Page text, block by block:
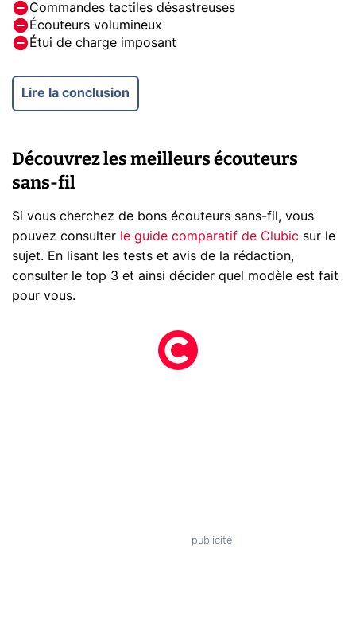
Commandes tactiles désastreuses
Écouteurs volumineux
Étui de charge imposant
Lire la conclusion
Découvrez les meilleurs écouteurs
sans-fil
Si vous cherchez de bons écouteurs sans-fil, vous
pouvez consulter le guide comparatif de Clubic sur le
sujet. En lisant les tests et avis de la rédaction,
consulter le top 3 et ainsi décider quel modèle est fait
pour vous.